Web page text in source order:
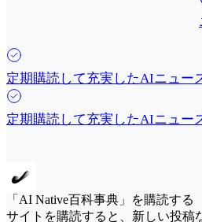
定期購読して充実したAIニュー
定期購読して充実したAIニュー
「AI Native百科事典」を購読する
サイトを購読すると、新しい投稿